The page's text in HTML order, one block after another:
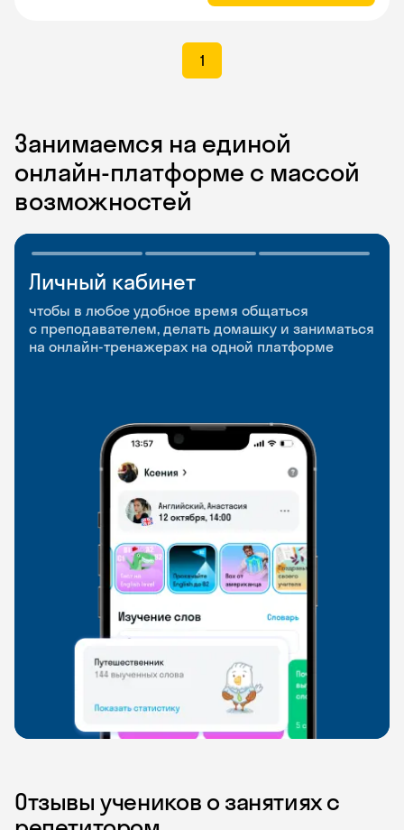
1
Занимаемся на единой
онлайн-платформе с массой
возможностей
Личный кабинет
чтобы в любое удобное время общаться
с преподавателем, делать домашку и заниматься
на онлайн-тренажерах на одной платформе
Мобильное
приложение
чтобы заниматься и изучать новые слова где
и когда удобно
Разговорные клубы
и Talks
Групповые занятия для разговорной практики
и индивидуальные встречи с преподавателями
Отзывы учеников о занятиях с